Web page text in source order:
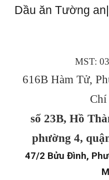
Dầu ăn Tường
MST:
616B Hàm Tử,
số 23B, Hồ
phường 4,
47/2 Bửu Đình,